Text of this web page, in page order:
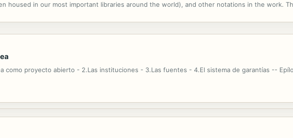
housed in our most important libraries around the world), and other notations in the work.
como proyecto abierto - 2.Las instituciones - 3.Las fuentes - 4.El sistema de garantías --